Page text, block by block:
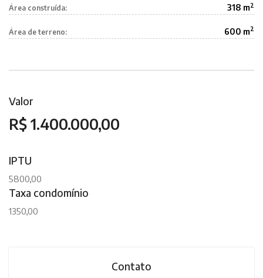
Área construída: 318 m2
Área de terreno: 600 m2
Valor
R$ 1.400.000,00
IPTU
5800,00
Taxa condomínio
1350,00
Contato